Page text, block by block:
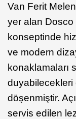
Van Ferit
yer alan Dosco
konseptinde
ve modern
konaklamaları
duyabilecekleri
döşenmiştir.
servis edilen